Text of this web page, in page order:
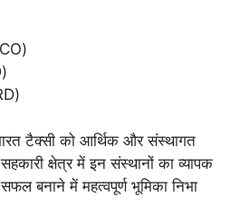
टैक्सी को आर्थिक और संस्थागत
क्षेत्र में इन संस्थानों का व्यापक
बनाने में महत्वपूर्ण भूमिका निभा